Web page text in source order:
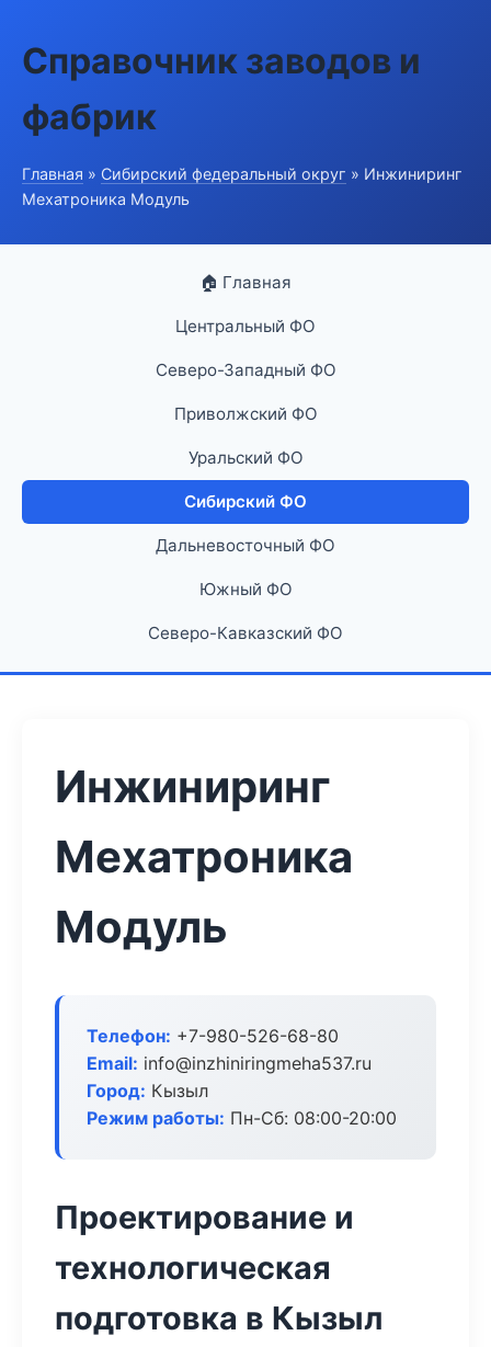
Справочник заводов и
фабрик
Главная » Сибирский федеральный округ » Инжиниринг
Мехатроника Модуль
🏠 Главная
Центральный ФО
Северо-Западный ФО
Приволжский ФО
Уральский ФО
Сибирский ФО
Дальневосточный ФО
Южный ФО
Северо-Кавказский ФО
Инжиниринг
Мехатроника
Модуль
Телефон: +7-980-526-68-80
Email: info@inzhiniringmeha537.ru
Город: Кызыл
Режим работы: Пн-Сб: 08:00-20:00
Проектирование и
технологическая
подготовка в Кызыл